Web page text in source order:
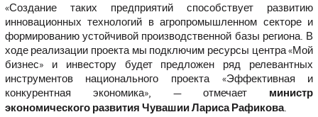
«Создание таких предприятий способствует развитию
инновационных технологий в агропромышленном секторе и
формированию устойчивой производственной базы региона. В
ходе реализации проекта мы подключим ресурсы центра «Мой
бизнес» и инвестору будет предложен ряд релевантных
инструментов национального проекта «Эффективная и
конкурентная экономика», — отмечает министр
экономического развития Чувашии Лариса Рафикова.